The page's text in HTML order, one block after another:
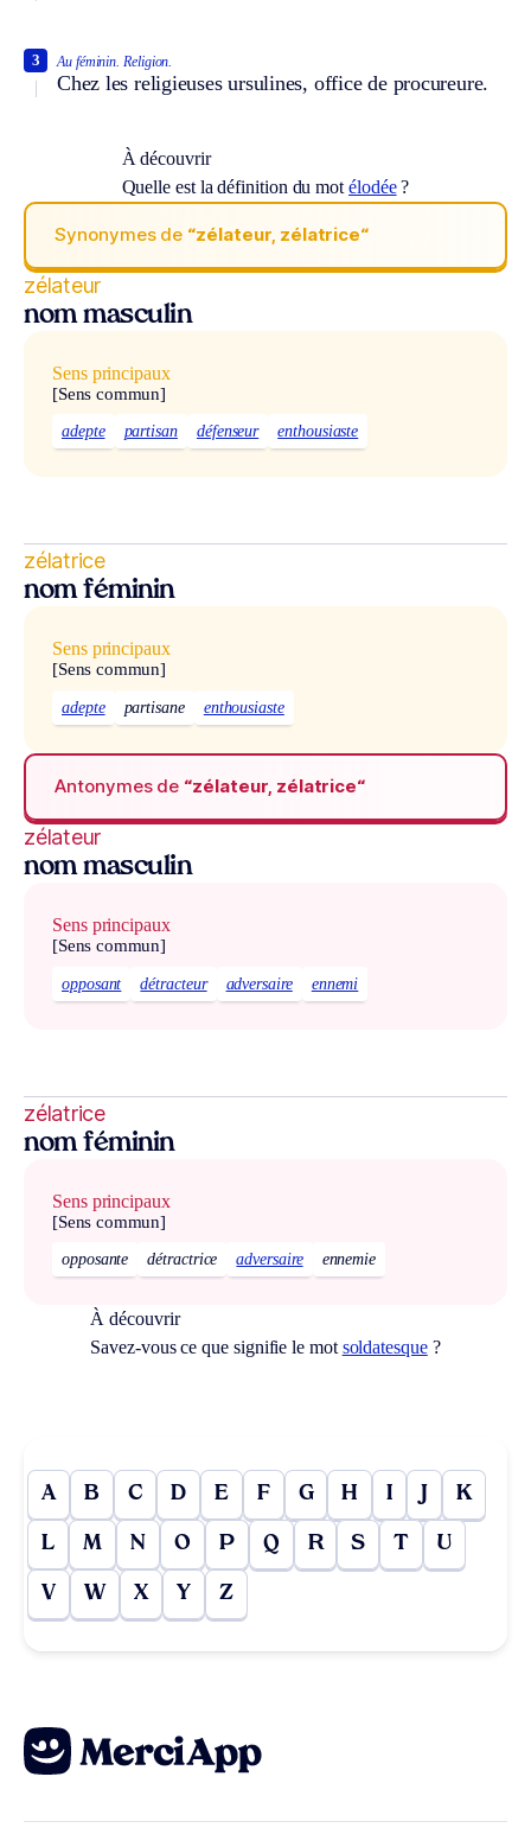
Au féminin. Religion.
Chez les religieuses ursulines, office de procureure.
3
À découvrir
Quelle est la définition du motélodée?
Synonymes de “zélateur, zélatrice“
zélateur
nom masculin
Sens principaux
[Sens commun]
adepte partisan défenseur enthousiaste
zélatrice
nom féminin
Sens principaux
[Sens commun]
adepte partisane enthousiaste
Antonymes de “zélateur, zélatrice“
zélateur
nom masculin
Sens principaux
[Sens commun]
opposant détracteur adversaire ennemi
zélatrice
nom féminin
Sens principaux
[Sens commun]
opposante détractrice adversaire ennemie
À découvrir
Savez-vous ce que signifie le mot soldatesque?
A B C D E F G H I J K
L M N O P Q R S T U
V W X Y Z